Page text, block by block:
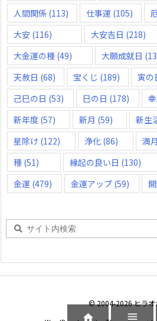
人間関係 (113) 仕事運 (105)
大安 (116) 大安吉日 (218)
大金運の種 (49) 大願成就日
天赦日 (68) 宝くじ (189) 寅の
己巳の日 (53) 巳の日 (178)
新年度 (57) 新月 (59) 新生
星除け (122) 浄化 (86) 満月
種 (51) 縁起の良い日 (130)
金運 (479) 金運アップ (59)
©2004-2026ヒラオ
 